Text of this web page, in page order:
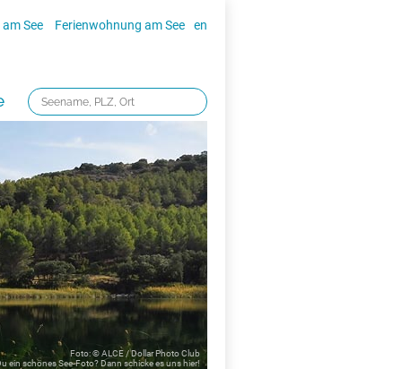
See Ferienwohnung am See en
Foto: © ALCE / Dollar Photo Club
ein schönes See-Foto? Dann schicke es uns hier!